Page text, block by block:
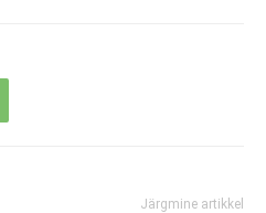
Järgmine artikkel